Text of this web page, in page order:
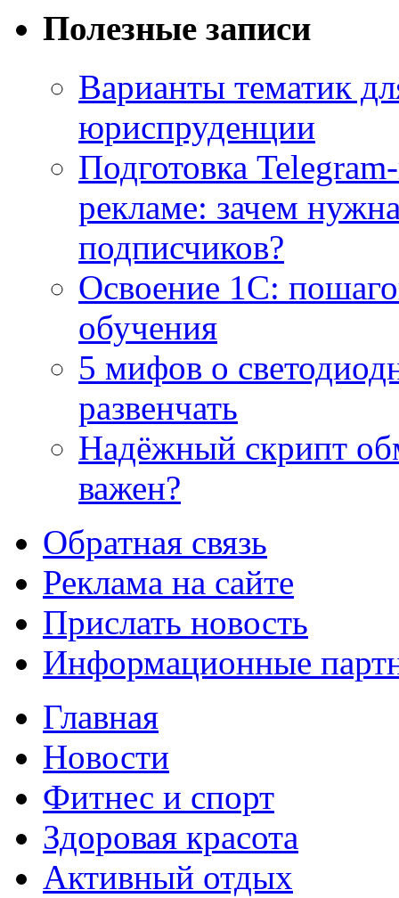
Полезные записи
Варианты тематик
юриспруденции
Подготовка
рекламе: зачем
подписчиков?
Освоение 1С:
обучения
5 мифов о
развенчать
Надёжный скрипт
важен?
Обратная связь
Реклама на сайте
Прислать новость
Информационные
Главная
Новости
Фитнес и спорт
Здоровая красота
Активный отдых